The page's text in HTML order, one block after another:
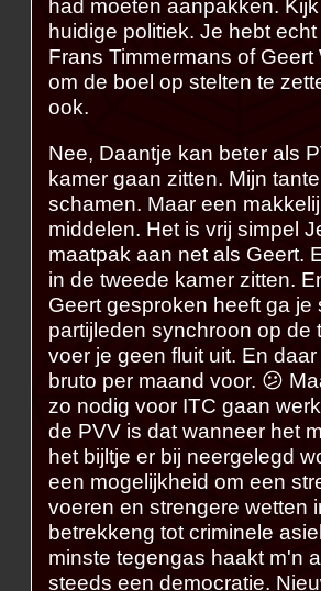
had moeten aanpakken.
huidige politiek. Je hebt
Frans Timmermans of
om de boel op stelten te
ook.
Nee, Daantje kan beter als
kamer gaan zitten. Mijn
schamen. Maar een
middelen. Het is vrij simpel
maatpak aan net als Geert.
in de tweede kamer zitten.
Geert gesproken heeft ga je
partijleden synchroon op de
voer je geen fluit uit. En
bruto per maand voor. 😕
zo nodig voor ITC gaan
de PVV is dat wanneer het
het bijltje er bij neergelegd
een mogelijkheid om een
voeren en strengere wetten
betrekkeng tot criminele
minste tegengas haakt m'n
steeds een democratie.